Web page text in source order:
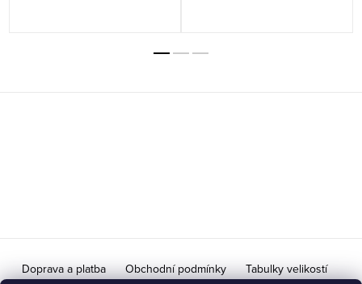
Doprava a platba Obchodní podmínky Tabulky velikostí